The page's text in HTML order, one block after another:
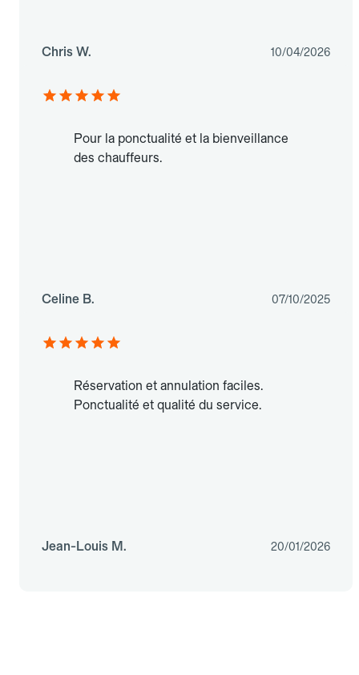
Chris W. 10/04/2026
Pour la ponctualité et la bienveillance
des chauffeurs.
Celine B. 07/10/2025
Réservation et annulation faciles.
Ponctualité et qualité du service.
Jean-Louis M. 20/01/2026